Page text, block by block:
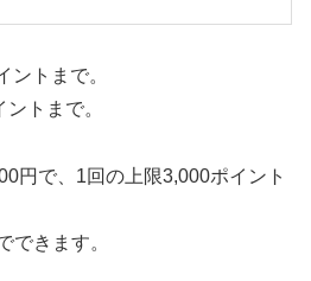
ントまで。
トまで。
円で、1回の上限3,000ポイント
できます。